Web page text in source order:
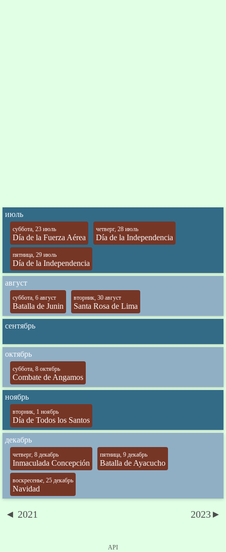
июль
суббота, 23 июль
Día de la Fuerza Aérea
четверг, 28 июль
Día de la Independencia
пятница, 29 июль
Día de la Independencia
август
суббота, 6 август
Batalla de Junin
вторник, 30 август
Santa Rosa de Lima
сентябрь
октябрь
суббота, 8 октябрь
Combate de Angamos
ноябрь
вторник, 1 ноябрь
Día de Todos los Santos
декабрь
четверг, 8 декабрь
Inmaculada Concepción
пятница, 9 декабрь
Batalla de Ayacucho
воскресенье, 25 декабрь
Navidad
◄ 2021 2023►
API